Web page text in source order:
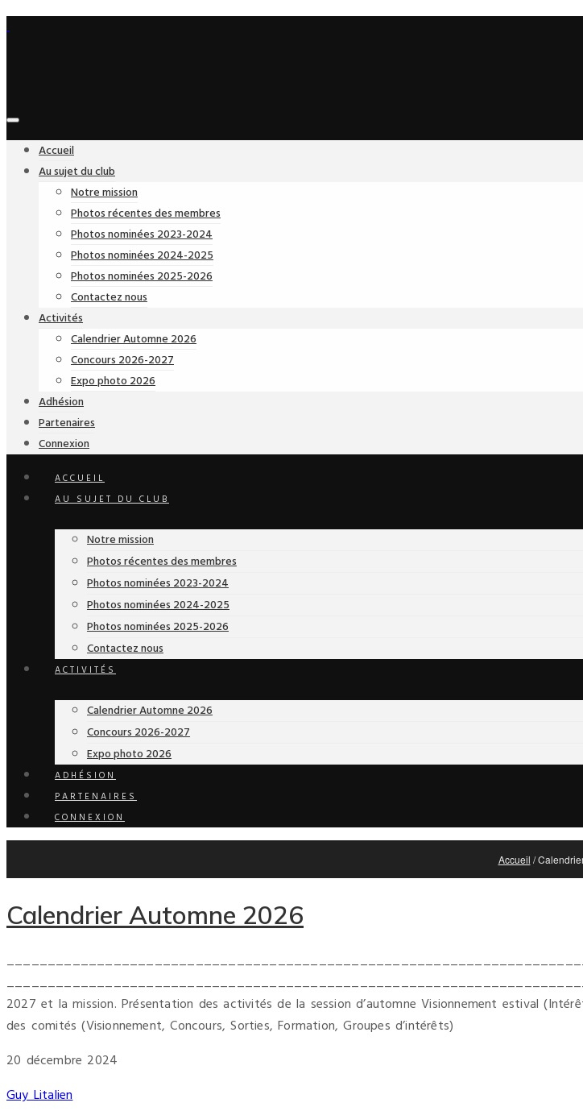
Accueil
Au sujet du club
Notre mission
Photos récentes des membres
Photos nominées 2023-2024
Photos nominées 2024-2025
Photos nominées 2025-2026
Contactez nous
Activités
Calendrier Automne 2026
Concours 2026-2027
Expo photo 2026
Adhésion
Partenaires
Connexion
ACCUEIL
AU SUJET DU CLUB
Notre mission
Photos récentes des membres
Photos nominées 2023-2024
Photos nominées 2024-2025
Photos nominées 2025-2026
Contactez nous
ACTIVITÉS
Calendrier Automne 2026
Concours 2026-2027
Expo photo 2026
ADHÉSION
PARTENAIRES
CONNEXION
Accueil /
Calendrier Automne 2026
2027 et la mission. Présentation des activités de la session d’automne Visionnement estival
des comités (Visionnement, Concours, Sorties, Formation, Groupes d’intérêts)
20 décembre 2024
Guy Litalien